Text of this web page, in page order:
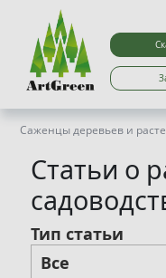
Саженцы деревьев и
Статьи о
Тип статьи
Все